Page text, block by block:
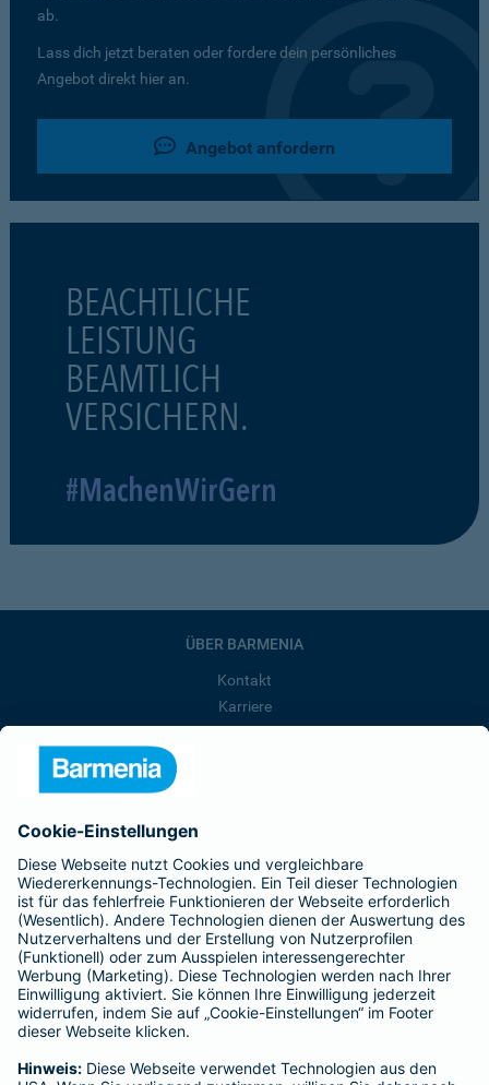
ab.
Lass dich jetzt beraten oder fordere dein persönliches
Angebot direkt hier an.
Angebot anfordern
BEACHTLICHE
LEISTUNG
BEAMTLICH
VERSICHERN.
#MachenWirGern
ÜBER BARMENIA
Kontakt
Karriere
Barmenia ist Teil der BarmeniaGothaer
BELIEBTE SEITEN
Kranken-Zusatzversicherung
Tierversicherungen
Haftpflichtversicherung
Hausratversicherung